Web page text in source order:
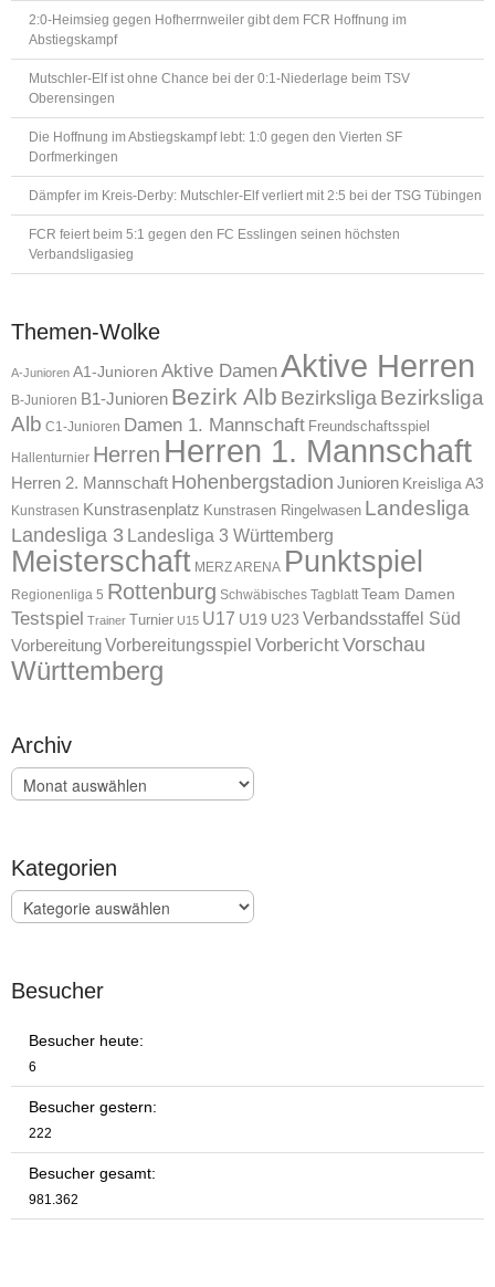
2:0-Heimsieg gegen Hofherrnweiler gibt dem FCR Hoffnung im
Abstiegskampf
Mutschler-Elf ist ohne Chance bei der 0:1-Niederlage beim TSV
Oberensingen
Die Hoffnung im Abstiegskampf lebt: 1:0 gegen den Vierten SF
Dorfmerkingen
Dämpfer im Kreis-Derby: Mutschler-Elf verliert mit 2:5 bei der TSG Tübingen
FCR feiert beim 5:1 gegen den FC Esslingen seinen höchsten
Verbandsligasieg
Themen-Wolke
A-Junioren A1-Junioren Aktive DamenAktive Herren
B-Junioren B1-Junioren Bezirk Alb Bezirksliga Bezirksliga
Alb C1-Junioren Damen 1. Mannschaft Freundschaftsspiel
Hallenturnier Herren Herren 1. Mannschaft
Herren 2. Mannschaft Hohenbergstadion Junioren Kreisliga A3
Kunstrasen Kunstrasenplatz Kunstrasen Ringelwasen Landesliga
Landesliga 3 Landesliga 3 Württemberg
Meisterschaft MERZ ARENA Punktspiel
Regionenliga 5 Rottenburg Schwäbisches Tagblatt Team Damen
Testspiel Trainer Turnier U15 U17 U19 U23 Verbandsstaffel Süd
VorbereitungVorbereitungsspiel VorberichtVorschau
Württemberg
Archiv
Archiv
Kategorien
Kategorien
Besucher
Besucher heute:
6
Besucher gestern:
222
Besucher gesamt:
981.362